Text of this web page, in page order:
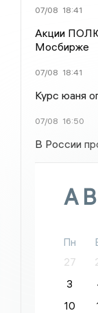
07/08 18:41
Акции
Мосбирже
07/08 18:41
Курс юаня
07/08 16:50
В России
Пн
27
3
10